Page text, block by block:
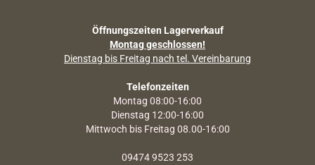
Öffnungszeiten Lagerverkauf
Montag geschlossen!
Dienstag bis Freitag nach tel. Vereinbarung
Telefonzeiten
Montag 08:00-16:00
Dienstag 12:00-16:00
Mittwoch bis Freitag 08.00-16:00
09474 9523 253